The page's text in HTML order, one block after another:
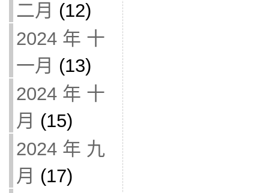
二月 (12)
2024 年 十
一月 (13)
2024 年 十
月 (15)
2024 年 九
月 (17)